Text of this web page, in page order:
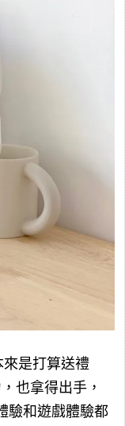
來是打算送禮
也拿得出手，
驗和遊戲體驗都